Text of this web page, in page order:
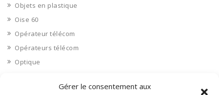
Gérer le consentement aux
Objets en plastique
Oise 60
Opérateur télécom
Opérateurs télécom
Optique